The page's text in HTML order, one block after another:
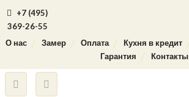
+7 (495)
369-26-55
О нас
Замер Оплата Кухня в кредит
Гарантия
Контакты